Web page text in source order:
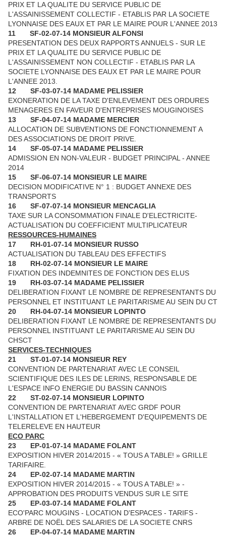
PRIX ET LA QUALITE DU SERVICE PUBLIC DE
L'ASSAINISSEMENT COLLECTIF - ETABLIS PAR LA SOCIETE
LYONNAISE DES EAUX ET PAR LE MAIRE POUR L'ANNEE 2013
11
SF-02-07-14 MONSIEUR ALFONSI
PRESENTATION DES DEUX RAPPORTS ANNUELS - SUR LE
PRIX ET LA QUALITE DU SERVICE PUBLIC DE
L'ASSAINISSEMENT NON COLLECTIF - ETABLIS PAR LA
SOCIETE LYONNAISE DES EAUX ET PAR LE MAIRE POUR
L'ANNEE 2013.
12
SF-03-07-14 MADAME PELISSIER
EXONERATION DE LA TAXE D'ENLEVEMENT DES ORDURES
MENAGERES EN FAVEUR D'ENTREPRISES MOUGINOISES
13
SF-04-07-14 MADAME MERCIER
ALLOCATION DE SUBVENTIONS DE FONCTIONNEMENT A
DES ASSOCIATIONS DE DROIT PRIVE.
14
SF-05-07-14 MADAME PELISSIER
ADMISSION EN NON-VALEUR - BUDGET PRINCIPAL - ANNEE
2014
15
SF-06-07-14 MONSIEUR LE MAIRE
DECISION MODIFICATIVE N° 1 : BUDGET ANNEXE DES
TRANSPORTS
16
SF-07-07-14 MONSIEUR MENCAGLIA
TAXE SUR LA CONSOMMATION FINALE D'ELECTRICITE-
ACTUALISATION DU COEFFICIENT MULTIPLICATEUR
RESSOURCES-HUMAINES
17
RH-01-07-14 MONSIEUR RUSSO
ACTUALISATION DU TABLEAU DES EFFECTIFS
18
RH-02-07-14 MONSIEUR LE MAIRE
FIXATION DES INDEMNITES DE FONCTION DES ELUS
19
RH-03-07-14 MADAME PELISSIER
DELIBERATION FIXANT LE NOMBRE DE REPRESENTANTS DU
PERSONNEL ET INSTITUANT LE PARITARISME AU SEIN DU CT
20
RH-04-07-14 MONSIEUR LOPINTO
DELIBERATION FIXANT LE NOMBRE DE REPRESENTANTS DU
PERSONNEL INSTITUANT LE PARITARISME AU SEIN DU
CHSCT
SERVICES-TECHNIQUES
21
ST-01-07-14 MONSIEUR REY
CONVENTION DE PARTENARIAT AVEC LE CONSEIL
SCIENTIFIQUE DES ILES DE LERINS, RESPONSABLE DE
L'ESPACE INFO ENERGIE DU BASSIN CANNOIS
22
ST-02-07-14 MONSIEUR LOPINTO
CONVENTION DE PARTENARIAT AVEC GRDF POUR
L'INSTALLATION ET L'HEBERGEMENT D'EQUIPEMENTS DE
TELERELEVE EN HAUTEUR
ECO PARC
23
EP-01-07-14 MADAME FOLANT
EXPOSITION HIVER 2014/2015 - « TOUS A TABLE! » GRILLE
TARIFAIRE.
24
EP-02-07-14 MADAME MARTIN
EXPOSITION HIVER 2014/2015 - « TOUS A TABLE! » -
APPROBATION DES PRODUITS VENDUS SUR LE SITE
25
EP-03-07-14 MADAME FOLANT
ECO'PARC MOUGINS - LOCATION D'ESPACES - TARIFS ­
ARBRE DE NOËL DES SALARIES DE LA SOCIETE CNRS
26
EP-04-07-14 MADAME MARTIN